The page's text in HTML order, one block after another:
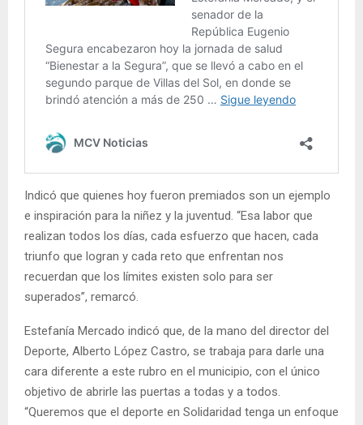
Indicó que quienes hoy fueron premiados son un ejemplo
e inspiración para la niñez y la juventud. “Esa labor que
realizan todos los días, cada esfuerzo que hacen, cada
triunfo que logran y cada reto que enfrentan nos
recuerdan que los límites existen solo para ser
superados”, remarcó.
Estefanía Mercado indicó que, de la mano del director del
Deporte, Alberto López Castro, se trabaja para darle una
cara diferente a este rubro en el municipio, con el único
objetivo de abrirle las puertas a todas y a todos.
“Queremos que el deporte en Solidaridad tenga un enfoque